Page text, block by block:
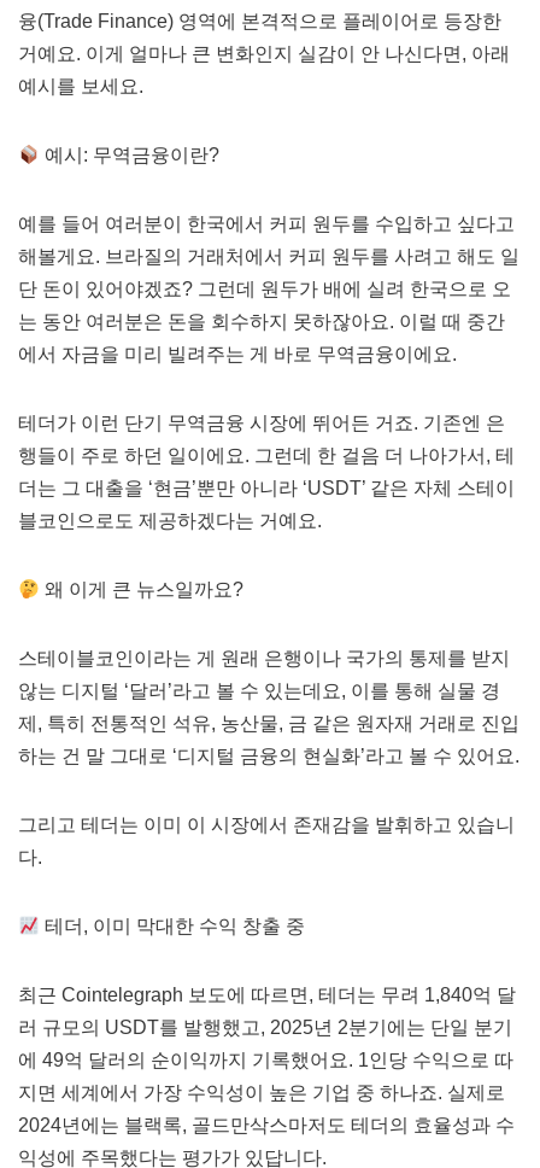
융(Trade Finance) 영역에 본격적으로 플레이어로 등장한
거예요. 이게 얼마나 큰 변화인지 실감이 안 나신다면, 아래
예시를 보세요.
예시: 무역금융이란?
예를 들어 여러분이 한국에서 커피 원두를 수입하고 싶다고
해볼게요. 브라질의 거래처에서 커피 원두를 사려고 해도 일
단 돈이 있어야겠죠? 그런데 원두가 배에 실려 한국으로 오
는 동안 여러분은 돈을 회수하지 못하잖아요. 이럴 때 중간
에서 자금을 미리 빌려주는 게 바로 무역금융이에요.
테더가 이런 단기 무역금융 시장에 뛰어든 거죠. 기존엔 은
행들이 주로 하던 일이에요. 그런데 한 걸음 더 나아가서, 테
더는 그 대출을 ‘현금’뿐만 아니라 ‘USDT’ 같은 자체 스테이
블코인으로도 제공하겠다는 거예요.
왜 이게 큰 뉴스일까요?
스테이블코인이라는 게 원래 은행이나 국가의 통제를 받지
않는 디지털 ‘달러’라고 볼 수 있는데요, 이를 통해 실물 경
제, 특히 전통적인 석유, 농산물, 금 같은 원자재 거래로 진입
하는 건 말 그대로 ‘디지털 금융의 현실화’라고 볼 수 있어요.
그리고 테더는 이미 이 시장에서 존재감을 발휘하고 있습니
다.
테더, 이미 막대한 수익 창출 중
최근 Cointelegraph 보도에 따르면, 테더는 무려 1,840억 달
러 규모의 USDT를 발행했고, 2025년 2분기에는 단일 분기
에 49억 달러의 순이익까지 기록했어요. 1인당 수익으로 따
지면 세계에서 가장 수익성이 높은 기업 중 하나죠. 실제로
2024년에는 블랙록, 골드만삭스마저도 테더의 효율성과 수
익성에 주목했다는 평가가 있답니다.